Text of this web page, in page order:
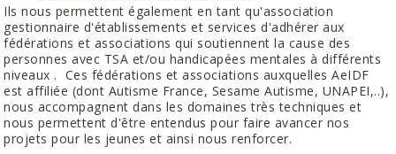
Ils nous permettent également en tant qu'association
gestionnaire d'établissements et services d'adhérer aux
fédérations et associations qui soutiennent la cause des
personnes avec TSA et/ou handicapées mentales à différents
niveaux . Ces fédérations et associations auxquelles AeIDF
est affiliée (dont Autisme France, Sesame Autisme, UNAPEI,..),
nous accompagnent dans les domaines très techniques et
nous permettent d'être entendus pour faire avancer nos
projets pour les jeunes et ainsi nous renforcer.